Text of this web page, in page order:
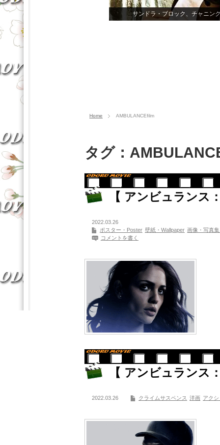
サンドラ・ブロック、チャニン
Home AMBULANCEfilm
タグ：
【 アンビュランス
2022.03.26
ポスター・Poster 壁紙・Wallpaper 画像・写真
コメントを書く
【 アンビュランス
2022.03.26 クライムサスペンス 洋画 アクシ